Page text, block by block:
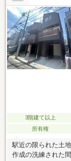
3階建て以上
所有権
駅近の限られた土
作成の洗練された